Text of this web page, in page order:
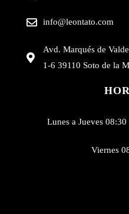
info@leontato.com
Avd. Marqués de
1-6 39110 Soto de la
Lunes a Jueves
Viernes